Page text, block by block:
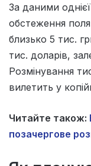
За даними
обстеження
близько 5 тис.
тис. доларів,
Розмінування
вилетить у
Читайте також:
позачергове